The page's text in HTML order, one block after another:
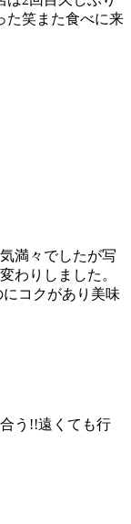
た笑また食べに来
満々でしたが写
わりしました。
コクがあり美味
う!!遠くても行